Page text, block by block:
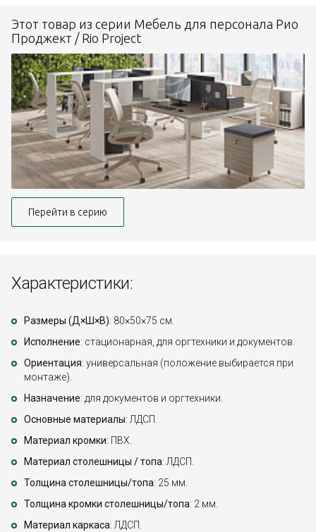
Этот товар из серии Мебель для персонала Рио
Проджект / Rio Project
Перейти в серию
Характеристики:
Размеры (Д×Ш×В): 80×50×75 см.
Исполнение: стационарная, для оргтехники и документов.
Ориентация: универсальная (положение выбирается при
монтаже).
Назначение: для документов и оргтехники.
Основные материалы: ЛДСП.
Материал кромки: ПВХ.
Материал столешницы / топа: ЛДСП.
Толщина столешницы/топа: 25 мм.
Толщина кромки столешницы/топа: 2 мм.
Материал каркаса: ЛДСП.